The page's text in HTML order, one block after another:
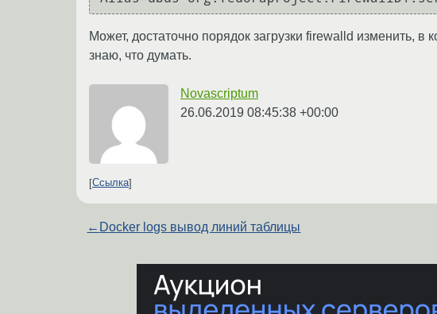
Может, достаточно порядок загрузки firewalld изменить, в
знаю, что думать.
Novascriptum
26.06.2019 08:45:38 +00:00
Ссылка
← Docker logs вывод линий таблицы